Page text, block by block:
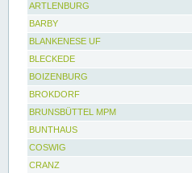
ARTLENBURG
BARBY
BLANKENESE UF
BLECKEDE
BOIZENBURG
BROKDORF
BRUNSBÜTTEL MPM
BUNTHAUS
COSWIG
CRANZ